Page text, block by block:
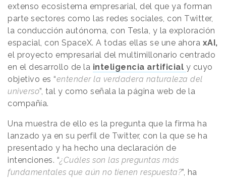
extenso ecosistema empresarial, del que ya forman
parte sectores como las redes sociales, con Twitter,
la conducción autónoma, con Tesla, y la exploración
espacial, con SpaceX. A todas ellas se une ahora xAI,
el proyecto empresarial del multimillonario centrado
en el desarrollo de la inteligencia artificial y cuyo
objetivo es “entender la verdadera naturaleza del
universo”, tal y como señala la página web de la
compañía.
Una muestra de ello es la pregunta que la firma ha
lanzado ya en su perfil de Twitter, con la que se ha
presentado y ha hecho una declaración de
intenciones. “¿Cuáles son las preguntas más
fundamentales que aún no tienen respuesta?”, ha